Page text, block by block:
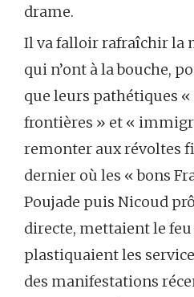
drame.
Il va falloir rafraîchir la
qui n’ont à la bouche,
que leurs pathétiques
frontières » et «
remonter aux révoltes
dernier où les « bons
Poujade puis Nicoud
directe, mettaient le
plastiquaient les
des manifestations